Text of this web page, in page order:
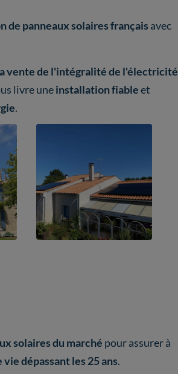
de panneaux solaires français avec
vente de l'intégralité de l'électricité
livre uneinstallationfiableet
.
solaires du marché pour assurer à
vie dépassant les 25 ans.